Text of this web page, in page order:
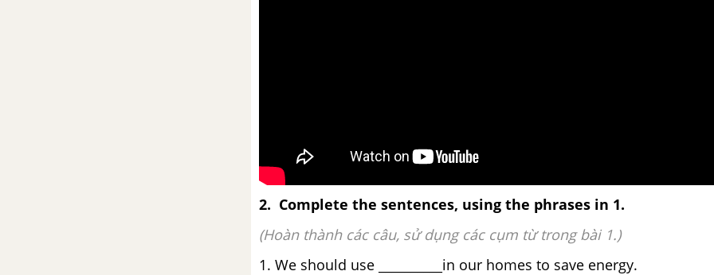
2. Complete the sentences, using the phrases in 1.
(Hoàn thành các câu, sử dụng các cụm từ trong bài 1.)
1. We should use __________in our homes to save energy.